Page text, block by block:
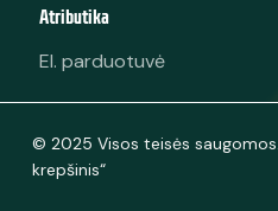
Atributika
El. parduotuvė
© 2025 Visos teisės
krepšinis“